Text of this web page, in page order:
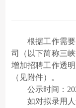
根据工作需要
司（以下简称三
增加招聘工作透
（见附件）。
公示时间：
如对拟录用人